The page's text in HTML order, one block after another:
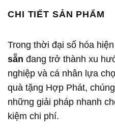
CHI TIẾT SẢN PHẨM
Trong thời đại số hóa
sẵn đang trở thành xu
nghiệp và cá nhân lựa
quà tặng Hợp Phát,
những giải pháp nhanh
kiệm chi phí.